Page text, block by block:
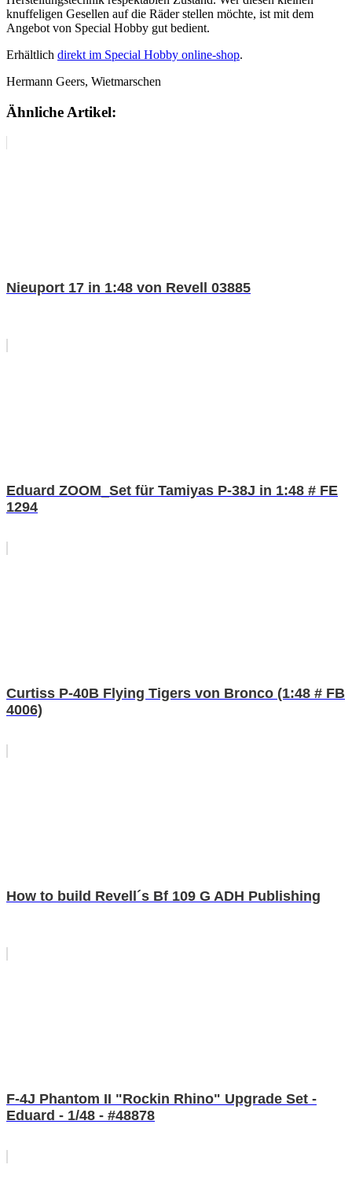
knuffeligen Gesellen auf die Räder stellen möchte, ist mit dem
Angebot von Special Hobby gut bedient.
Erhältlich direkt im Special Hobby online-shop.
Hermann Geers, Wietmarschen
Ähnliche Artikel:
Nieuport 17 in 1:48 von Revell 03885
Eduard ZOOM_Set für Tamiyas P-38J in 1:48 # FE
1294
Curtiss P-40B Flying Tigers von Bronco (1:48 # FB
4006)
How to build Revell´s Bf 109 G ADH Publishing
F-4J Phantom II "Rockin Rhino" Upgrade Set -
Eduard - 1/48 - #48878